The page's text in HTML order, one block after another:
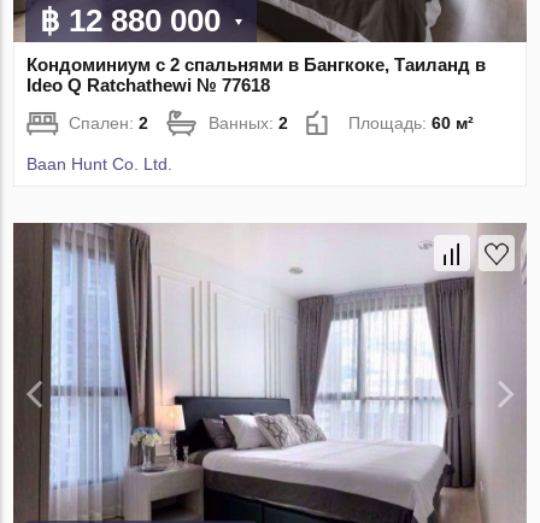
฿ 12 880 000
Кондоминиум с 2 спальнями в Бангкоке, Таиланд в
Ideo Q Ratchathewi № 77618
Спален:2 Ванных:2 Площадь:60 м²
Baan Hunt Co. Ltd.